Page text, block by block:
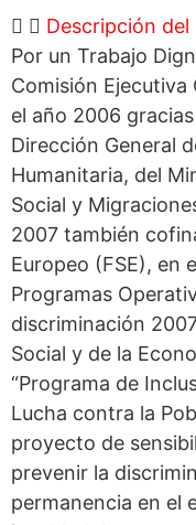
Descripción
Por un Trabajo
Comisión Ejecutiva
el año 2006
Dirección General
Humanitaria, del
Social y
2007 también
Europeo (FSE), en
Programas
discriminación
Social y de la
“Programa de
Lucha contra la
proyecto de
prevenir la
permanencia en el